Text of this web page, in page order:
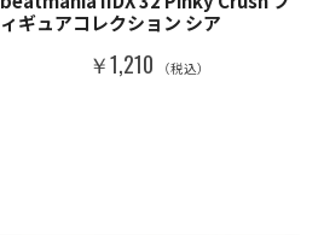
ィギュアコレクション シア
￥1,210 （税込）